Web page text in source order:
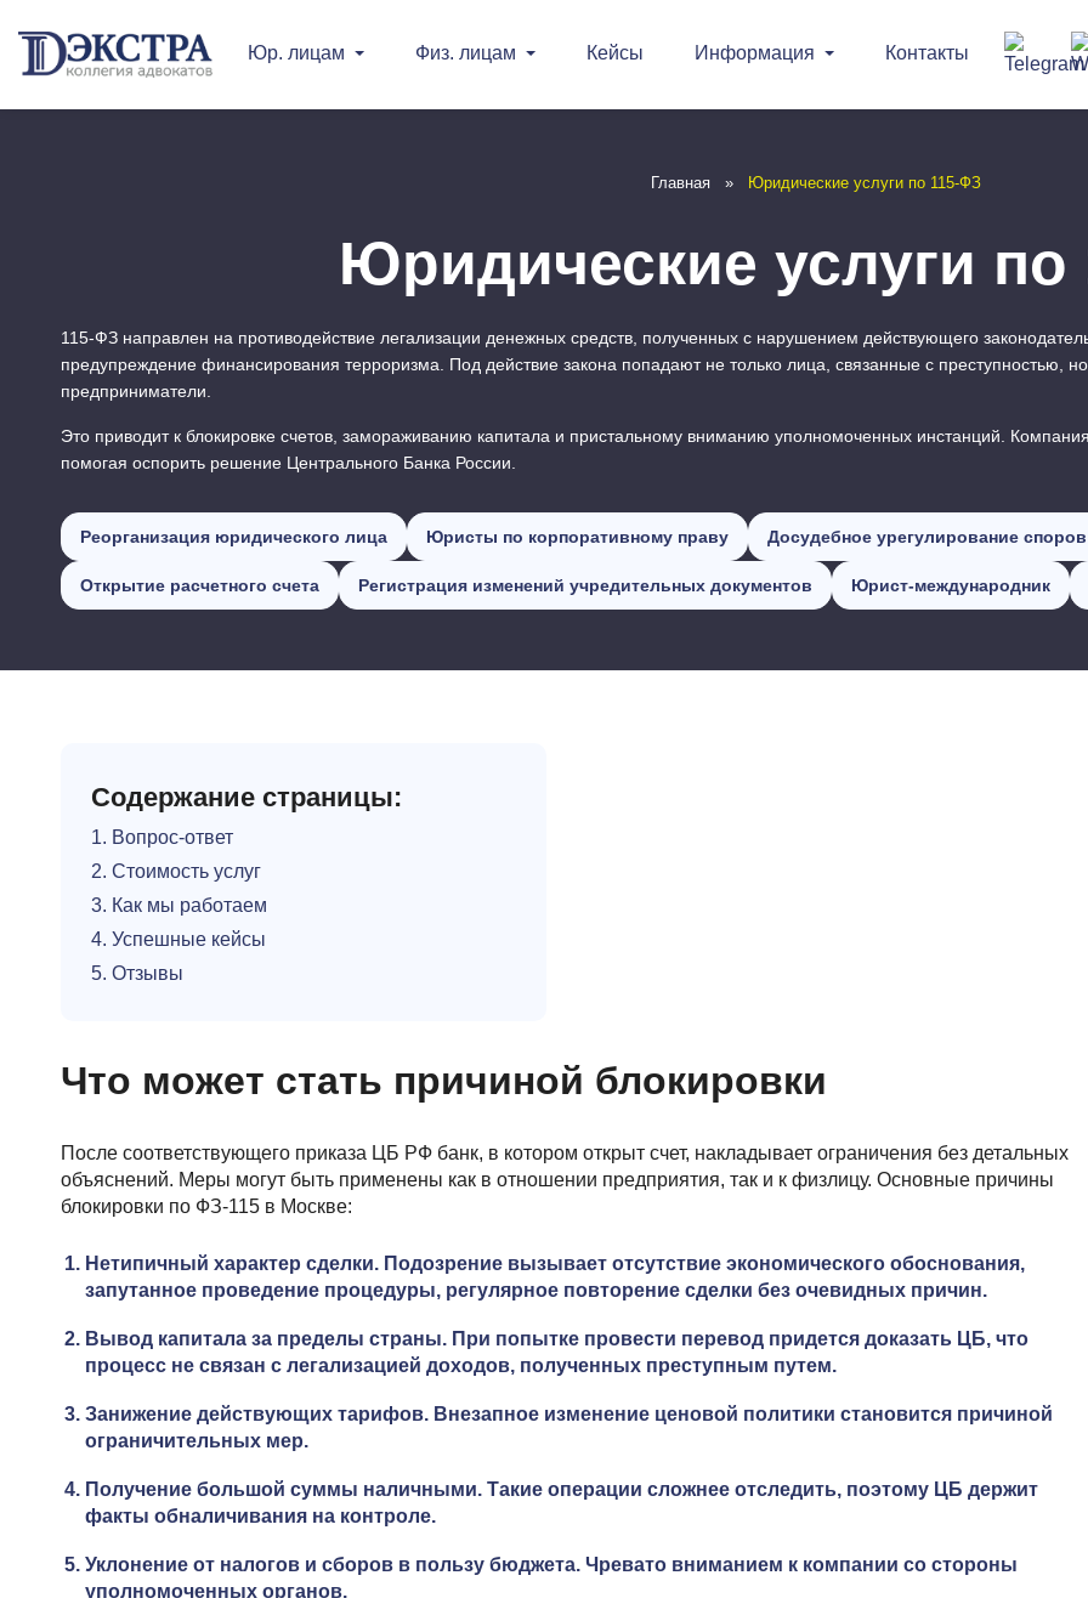
Юр. лицам Физ. лицам Кейсы Информация Контакты
Главная » Юридические услуги по 115-ФЗ
Юридические услуги по
115-ФЗ направлен на противодействие легализации денежных средств, полученных с нарушением действующего
предупреждение финансирования терроризма. Под действие закона попадают не только лица, связанные с преступностью,
предприниматели.
Это приводит к блокировке счетов, замораживанию капитала и пристальному вниманию уполномоченных инстанций.
помогая оспорить решение Центрального Банка России.
Реорганизация юридического лица Юристы по корпоративному праву Досудебное урегулирование споров
Открытие расчетного счета Регистрация изменений учредительных документов Юрист-международник
Содержание страницы:
1. Вопрос-ответ
2. Стоимость услуг
3. Как мы работаем
4. Успешные кейсы
5. Отзывы
Что может стать причиной блокировки
После соответствующего приказа ЦБ РФ банк, в котором открыт счет, накладывает ограничения без детальных
объяснений. Меры могут быть применены как в отношении предприятия, так и к физлицу. Основные причины
блокировки по ФЗ-115 в Москве:
Нетипичный характер сделки. Подозрение вызывает отсутствие экономического обоснования,
запутанное проведение процедуры, регулярное повторение сделки без очевидных причин.
Вывод капитала за пределы страны. При попытке провести перевод придется доказать ЦБ, что
процесс не связан с легализацией доходов, полученных преступным путем.
Занижение действующих тарифов. Внезапное изменение ценовой политики становится причиной
ограничительных мер.
Получение большой суммы наличными. Такие операции сложнее отследить, поэтому ЦБ держит
факты обналичивания на контроле.
Уклонение от налогов и сборов в пользу бюджета. Чревато вниманием к компании со стороны
уполномоченных органов.